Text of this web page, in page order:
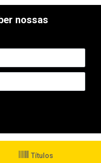
nossas
Títulos